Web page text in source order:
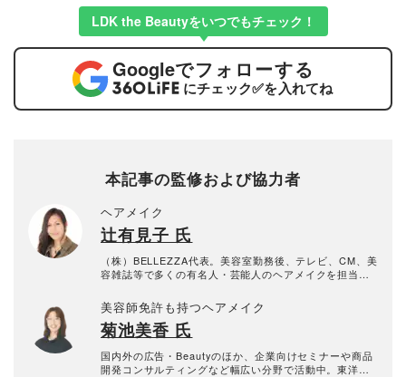
LDK the Beautyをいつでもチェック！
Googleでフォローする
にチェック✅を入れてね
本記事の監修および協力者
ヘアメイク
辻有見子 氏
（株）BELLEZZA代表。美容室勤務後、テレビ、CM、美
容雑誌等で多くの有名人・芸能人のヘアメイクを担当。
美容師免許も持つヘアメイク
菊池美香 氏
国内外の広告・Beautyのほか、企業向けセミナーや商品
開発コンサルティングなど幅広い分野で活動中。東洋医